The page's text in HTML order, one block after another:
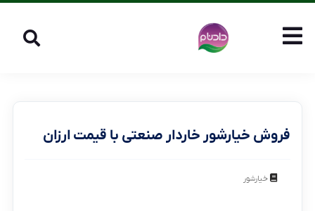
فروش خیارشور خاردار صنعتی با قیمت ارزان
خیارشور